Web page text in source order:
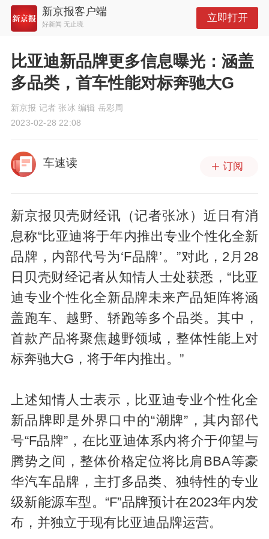
新京报客户端
好新闻 无止境
立即打开
比亚迪新品牌更多信息曝光：涵盖
多品类，首车性能对标奔驰大G
新京报 记者 张冰 编辑 岳彩周
2023-02-28 22:08
车速读 订阅
新京报贝壳财经讯（记者张冰）近日有消
息称“比亚迪将于年内推出专业个性化全新
品牌，内部代号为‘F品牌’。”对此，2月28
日贝壳财经记者从知情人士处获悉，“比亚
迪专业个性化全新品牌未来产品矩阵将涵
盖跑车、越野、轿跑等多个品类。其中，
首款产品将聚焦越野领域，整体性能上对
标奔驰大G，将于年内推出。”
上述知情人士表示，比亚迪专业个性化全
新品牌即是外界口中的“潮牌”，其内部代
号“F品牌”，在比亚迪体系内将介于仰望与
腾势之间，整体价格定位将比肩BBA等豪
华汽车品牌，主打多品类、独特性的专业
级新能源车型。“F”品牌预计在2023年内发
布，并独立于现有比亚迪品牌运营。